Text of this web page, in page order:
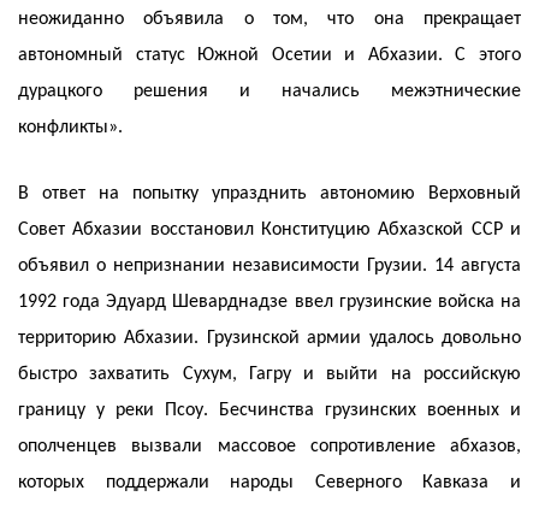
неожиданно объявила о том, что она прекращает
автономный статус Южной Осетии и Абхазии. С этого
дурацкого решения и начались межэтнические
конфликты».
В ответ на попытку упразднить автономию Верховный
Совет Абхазии восстановил Конституцию Абхазской ССР и
объявил о непризнании независимости Грузии. 14 августа
1992 года Эдуард Шеварднадзе ввел грузинские войска на
территорию Абхазии. Грузинской армии удалось довольно
быстро захватить Сухум, Гагру и выйти на российскую
границу у реки Псоу. Бесчинства грузинских военных и
ополченцев вызвали массовое сопротивление абхазов,
которых поддержали народы Северного Кавказа и